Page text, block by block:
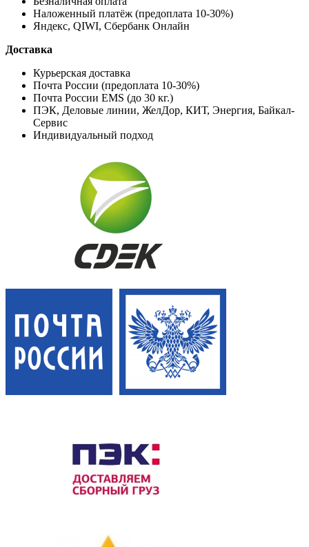
Наложенный платёж (предоплата 10-30%)
Яндекс, QIWI, Сбербанк Онлайн
Доставка
Курьерская доставка
Почта России (предоплата 10-30%)
Почта России EMS (до 30 кг.)
ПЭК, Деловые линии, ЖелДор, КИТ, Энергия, Байкал-
Сервис
Индивидуальный подход